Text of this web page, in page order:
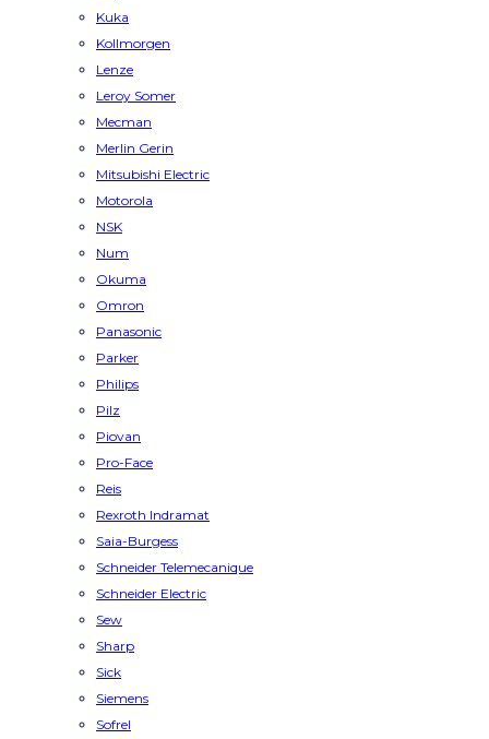
Kuka
Kollmorgen
Lenze
Leroy Somer
Mecman
Merlin Gerin
Mitsubishi Electric
Motorola
NSK
Num
Okuma
Omron
Panasonic
Parker
Philips
Pilz
Piovan
Pro-Face
Reis
Rexroth Indramat
Saia-Burgess
Schneider Telemecanique
Schneider Electric
Sew
Sharp
Sick
Siemens
Sofrel